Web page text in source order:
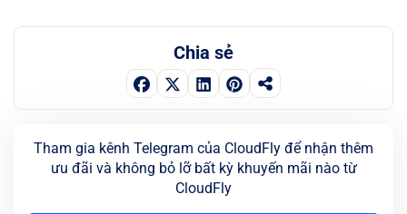
Chia sẻ
Tham gia kênh Telegram của CloudFly để nhận thêm
ưu đãi và không bỏ lỡ bất kỳ khuyến mãi nào từ
CloudFly